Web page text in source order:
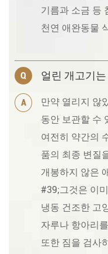
기름과 소금 등
천연 애완동물
Q 얼린 개고기
A
만약 열리지 않
동안 보관할 수
여전히 약간의
품의 최종 변질
개봉하지 않은
#39;그것은 이
냉동 건조한 고
자루나 항아리
또한 짐을 검사